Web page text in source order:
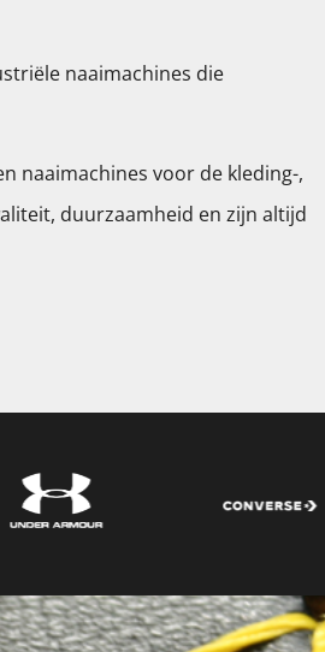
naaimachines die
naaimachines voor de kleding-,
duurzaamheid en zijn altijd